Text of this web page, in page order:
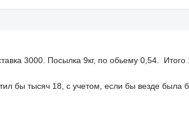
3000. Посылка 9кг, по обьему 0,54. Итого
бы тысяч 18, с учетом, если бы везде была